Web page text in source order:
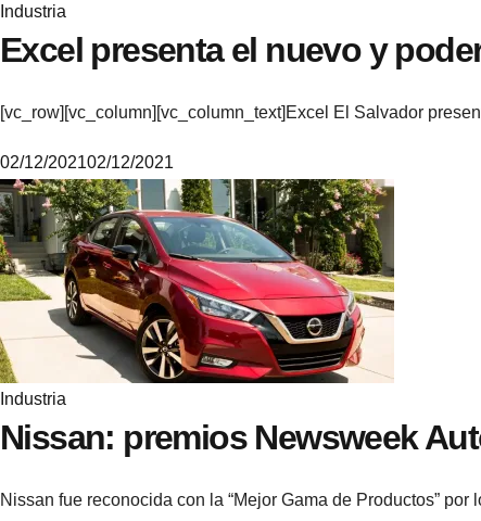
Industria
Excel presenta el nuevo y
[vc_row][vc_column][vc_column_text]Excel El Salvador
M
i
k
e
02/12/202102/12/2021
Industria
Nissan: premios Newsweek
Nissan fue reconocida con la “Mejor Gama de Productos”